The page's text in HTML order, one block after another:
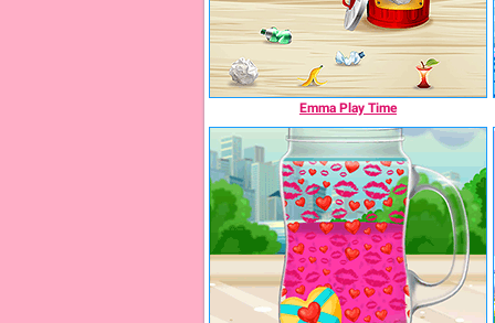
Emma Play Time